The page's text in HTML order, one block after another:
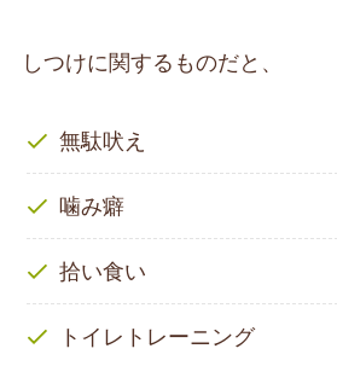
しつけに関するものだと、
無駄吠え
噛み癖
拾い食い
トイレトレーニング